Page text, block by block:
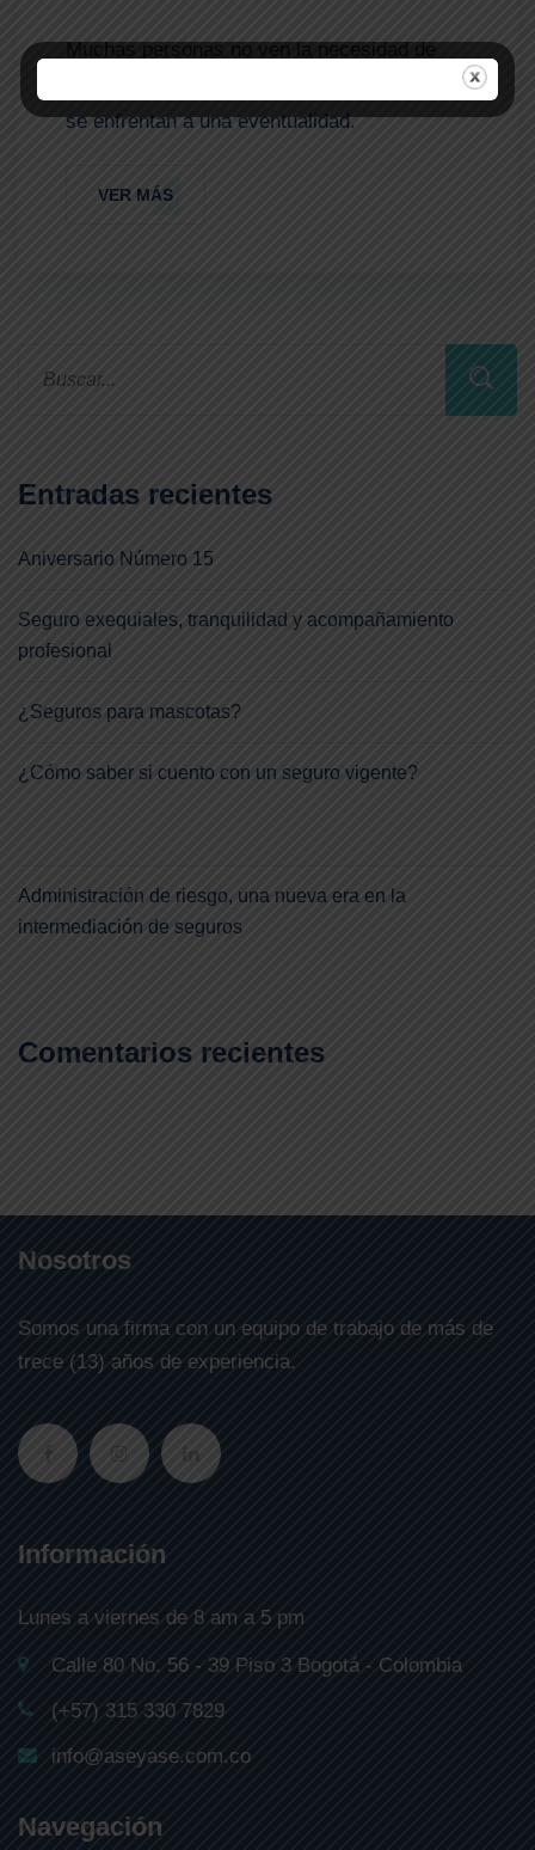
Muchas personas no ven la necesidad de
se enfrentan a una eventualidad.
VER MÁS
Entradas recientes
Aniversario Número 15
Seguro exequiales, tranquilidad y acompañamiento
profesional
¿Seguros para mascotas?
¿Cómo saber si cuento con un seguro vigente?
Administración de riesgo, una nueva era en la
intermediación de seguros
Comentarios recientes
Nosotros
Somos una firma con un equipo de trabajo de más de
trece (13) años de experiencia.
Información
Lunes a viernes de 8 am a 5 pm
Calle 80 No. 56 - 39 Piso 3 Bogotá - Colombia
(+57) 315 330 7829
info@aseyase.com.co
Navegación